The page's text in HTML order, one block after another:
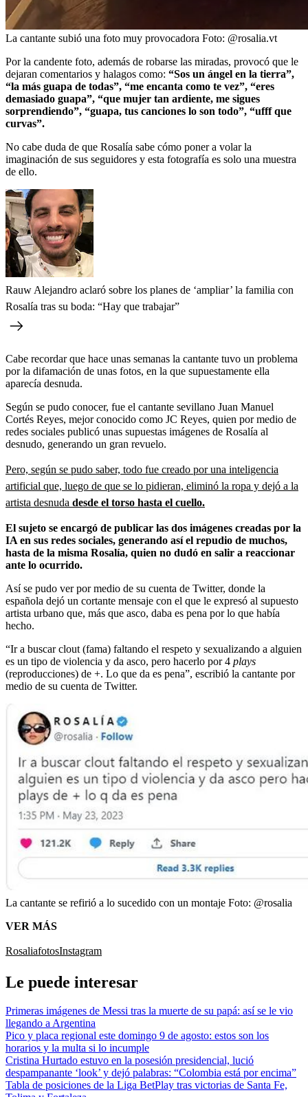
La cantante subió una foto muy provocadora Foto: @rosalia.vt
Por la candente foto, además de robarse las miradas, provocó que le
dejaran comentarios y halagos como: “Sos un ángel en la tierra”,
“la más guapa de todas”, “me encanta como te vez”, “eres
demasiado guapa”, “que mujer tan ardiente, me sigues
sorprendiendo”, “guapa, tus canciones lo son todo”, “ufff que
curvas”.
No cabe duda de que Rosalía sabe cómo poner a volar la
imaginación de sus seguidores y esta fotografía es solo una muestra
de ello.
Rauw Alejandro aclaró sobre los planes de ‘ampliar’ la familia con
Rosalía tras su boda: “Hay que trabajar”
Cabe recordar que hace unas semanas la cantante tuvo un problema
por la difamación de unas fotos, en la que supuestamente ella
aparecía desnuda.
Según se pudo conocer, fue el cantante sevillano Juan Manuel
Cortés Reyes, mejor conocido como JC Reyes, quien por medio de
redes sociales publicó unas supuestas imágenes de Rosalía al
desnudo, generando un gran revuelo.
Pero, según se pudo saber, todo fue creado por una inteligencia
artificial que, luego de que se lo pidieran, eliminó la ropa y dejó a la
artista desnuda desde el torso hasta el cuello.
El sujeto se encargó de publicar las dos imágenes creadas por la
IA en sus redes sociales, generando así el repudio de muchos,
hasta de la misma Rosalía, quien no dudó en salir a reaccionar
ante lo ocurrido.
Así se pudo ver por medio de su cuenta de Twitter, donde la
española dejó un cortante mensaje con el que le expresó al supuesto
artista urbano que, más que asco, daba es pena por lo que había
hecho.
“Ir a buscar clout (fama) faltando el respeto y sexualizando a alguien
es un tipo de violencia y da asco, pero hacerlo por 4 plays
(reproducciones) de +. Lo que da es pena”, escribió la cantante por
medio de su cuenta de Twitter.
La cantante se refirió a lo sucedido con un montaje Foto: @rosalia
VER MÁS
RosaliafotosInstagram
Le puede interesar
Primeras imágenes de Messi tras la muerte de su papá: así se le vio
llegando a Argentina
Pico y placa regional este domingo 9 de agosto: estos son los
horarios y la multa si lo incumple
Cristina Hurtado estuvo en la posesión presidencial, lució
despampanante ‘look’ y dejó palabras: “Colombia está por encima”
Tabla de posiciones de la Liga BetPlay tras victorias de Santa Fe,